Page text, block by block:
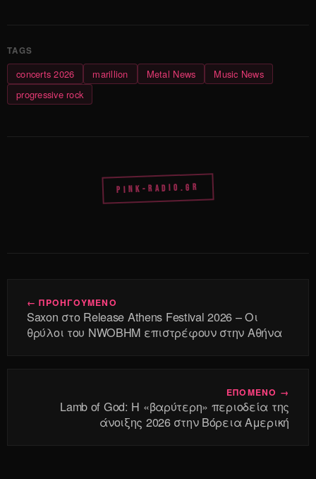
concerts 2026 marillion Metal News
Music News
progressive rock
PINK-RADIO.GR
← ΠΡΟΗΓΟΥΜΕΝΟ
Saxon στο Release Athens Festival 2026 – Οι
θρύλοι του NWOBHM επιστρέφουν στην Αθήνα
ΕΠΟΜΕΝΟ →
Lamb of God: Η «βαρύτερη» περιοδεία της
άνοιξης 2026 στην Βόρεια Αμερική